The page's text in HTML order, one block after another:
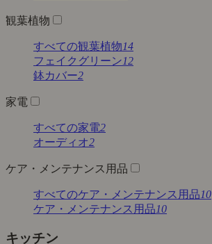
観葉植物
すべての観葉植物14
フェイクグリーン12
鉢カバー2
家電
すべての家電2
オーディオ2
ケア・メンテナンス用品
すべてのケア・メンテナンス用品10
ケア・メンテナンス用品10
キッチン